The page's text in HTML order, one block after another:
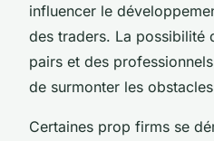
influencer le
des traders. La possibilité
pairs et des
de surmonter les
Certaines prop firms se